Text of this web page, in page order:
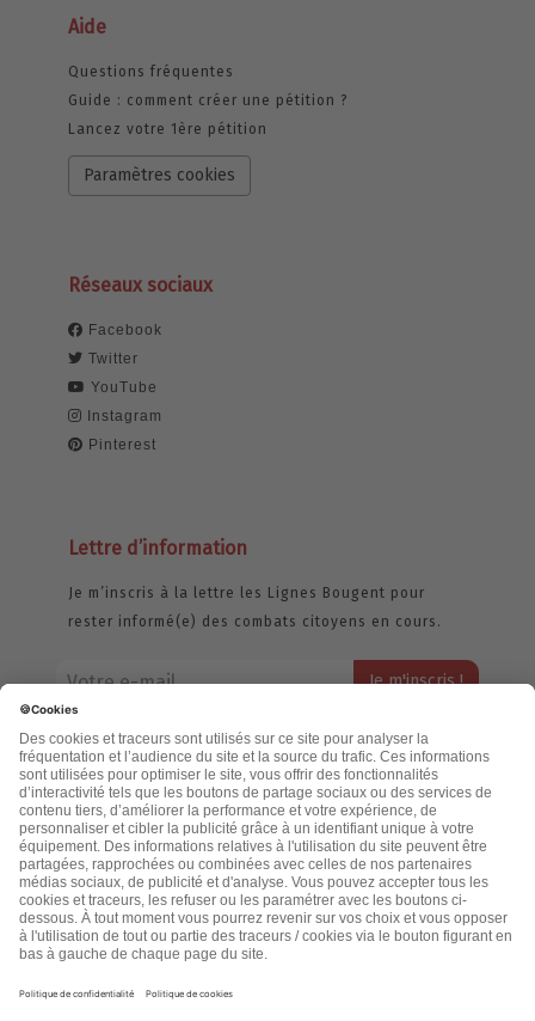
Aide
Questions fréquentes
Guide : comment créer une pétition ?
Lancez votre 1ère pétition
Paramètres cookies
Réseaux sociaux
Facebook
Twitter
YouTube
Instagram
Pinterest
Lettre d’information
Je m’inscris à la lettre les Lignes Bougent pour
rester informé(e) des combats citoyens en cours.
jamais échangée. Pour consulter notre politique de confidentialité,
cliquez ici.
Accueil
Politique de confidentialité
Cookies